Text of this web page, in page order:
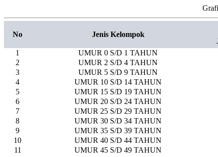
No
Jenis Kelompok
1
UMUR 0 S/D 1 TAHUN
2
UMUR 2 S/D 4 TAHUN
3
UMUR 5 S/D 9 TAHUN
4
UMUR 10 S/D 14 TAHUN
5
UMUR 15 S/D 19 TAHUN
6
UMUR 20 S/D 24 TAHUN
7
UMUR 25 S/D 29 TAHUN
8
UMUR 30 S/D 34 TAHUN
9
UMUR 35 S/D 39 TAHUN
10
UMUR 40 S/D 44 TAHUN
11
UMUR 45 S/D 49 TAHUN